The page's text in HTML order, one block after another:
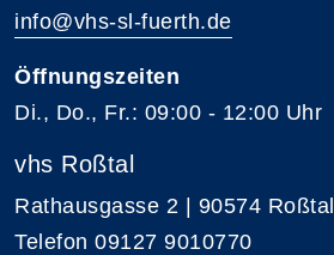
info@vhs-sl-fuerth.de
Öffnungszeiten
Di., Do., Fr.: 09:00 - 12:00 Uhr
vhs Roßtal
Rathausgasse 2 | 90574 Roßtal
Telefon 09127 9010770